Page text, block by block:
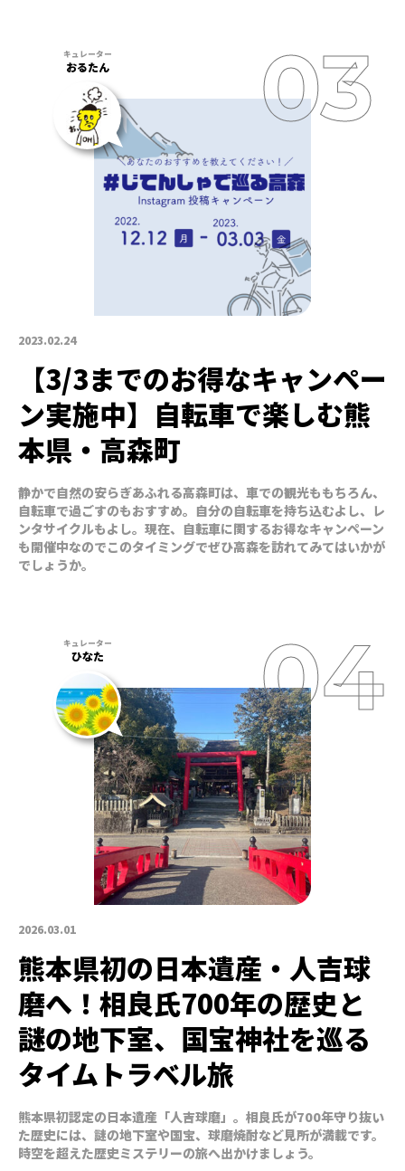
2023.02.24
おるたん
【3/3までのお得なキャンペー
ン実施中】自転車で楽しむ熊
本県・高森町
静かで自然の安らぎあふれる高森町は、車での観光ももちろん、
自転車で過ごすのもおすすめ。自分の自転車を持ち込むよし、レ
ンタサイクルもよし。現在、自転車に関するお得なキャンペーン
も開催中なのでこのタイミングでぜひ高森を訪れてみてはいかが
でしょうか。
2026.03.01
ひなた
熊本県初の日本遺産・人吉球
磨へ！相良氏700年の歴史と
謎の地下室、国宝神社を巡る
タイムトラベル旅
熊本県初認定の日本遺産「人吉球磨」。相良氏が700年守り抜い
た歴史には、謎の地下室や国宝、球磨焼酎など見所が満載です。
時空を超えた歴史ミステリーの旅へ出かけましょう。